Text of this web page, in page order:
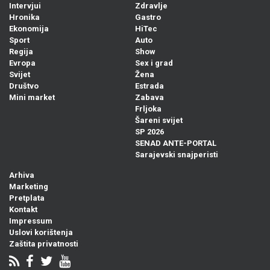
Intervjui
Hronika
Ekonomija
Sport
Regija
Evropa
Svijet
Društvo
Mini market
Zdravlje
Gastro
HiTec
Auto
Show
Sex i grad
Žena
Estrada
Zabava
Frljoka
Šareni svijet
SP 2026
SENAD ANTE-PORTAL
Sarajevski snajperisti
Arhiva
Marketing
Pretplata
Kontakt
Impressum
Uslovi korištenja
Zaštita privatnosti